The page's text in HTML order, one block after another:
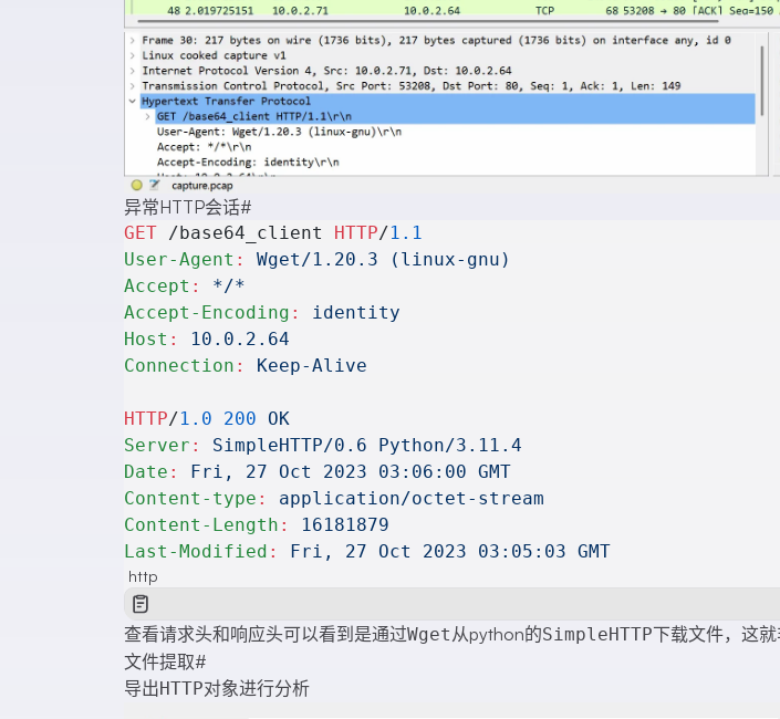
异常HTTP会话#
GET /base64_client HTTP/1.1
User-Agent :
Wget/1.20.3 (linux-gnu)
Accept :
*/*
Accept-Encoding :
identity
Host :
10.0.2.64
Connection : Keep-Alive
HTTP/1.0 200 OK
Server :
SimpleHTTP/0.6 Python/3.11.4
Date :
Fri, 27 Oct 2023 03:06:00 GMT
Content-type :
application/octet-stream
Content-Length :
16181879
Last-Modified : Fri, 27 Oct 2023 03:05:03 GMT
http
查看请求头和响应头可以看到是通过Wget 从python的SimpleHTTP下载文件，这
文件提取#
导出HTTP对象进行分析